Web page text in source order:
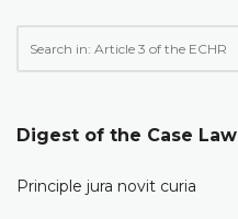
Digest of the Case
Principle jura novit curia